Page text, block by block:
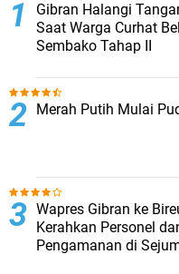
Gibran Halangi
Saat Warga Curhat
Sembako Tahap II
Merah Putih Mulai
Wapres Gibran ke
Kerahkan Personel
Pengamanan di